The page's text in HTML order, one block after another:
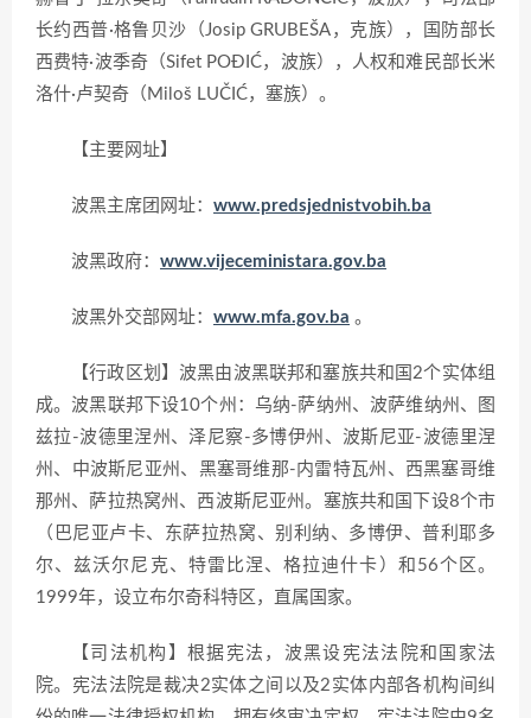
长约西普·格鲁贝沙（Josip GRUBEŠA，克族），国防部长
西费特·波季奇（Sifet POĐIĆ，波族），人权和难民部长米
洛什·卢契奇（Miloš LUČIĆ，塞族）。
【主要网址】
波黑主席团网址： www.predsjednistvobih.ba
波黑政府： www.vijeceministara.gov.ba
波黑外交部网址： www.mfa.gov.ba 。
【行政区划】波黑由波黑联邦和塞族共和国2个实体组
成。波黑联邦下设10个州：乌纳-萨纳州、波萨维纳州、图
兹拉-波德里涅州、泽尼察-多博伊州、波斯尼亚-波德里涅
州、中波斯尼亚州、黑塞哥维那-内雷特瓦州、西黑塞哥维
那州、萨拉热窝州、西波斯尼亚州。塞族共和国下设8个市
（巴尼亚卢卡、东萨拉热窝、别利纳、多博伊、普利耶多
尔、兹沃尔尼克、特雷比涅、格拉迪什卡）和56个区。
1999年，设立布尔奇科特区，直属国家。
【司法机构】根据宪法，波黑设宪法法院和国家法
院。宪法法院是裁决2实体之间以及2实体内部各机构间纠